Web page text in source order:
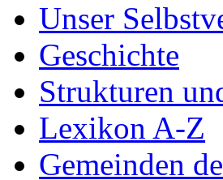
Unser
Geschichte
Strukturen
Lexikon A-Z
Gemeinden